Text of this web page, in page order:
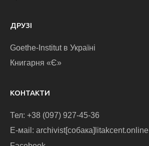
ДРУЗІ
Goethe-Institut в Україні
Книгарня «Є»
КОНТАКТИ
Тел: +38 (097) 927-45-36
E-маіl: archivist[собака]litakcent.online